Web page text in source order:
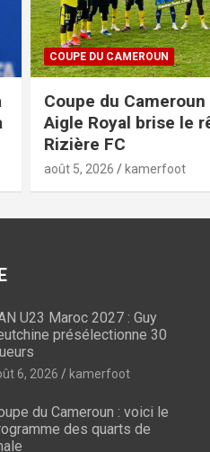
2026 :
brise le rêve de
kamerfoot
et mea-
serre les
la tempête
U23 Maroc 2027 : Guy
présélectionne 30
6, 2026 kamerfoot
du Cameroun : voici le
des quarts de